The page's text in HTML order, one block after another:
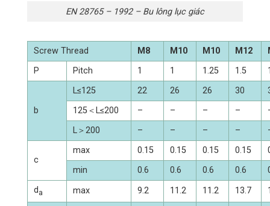
EN 28765 – 1992 – Bu lông lục giác
Screw Thread M8 M10 M10 M12
P
Pitch 1 1 1.25 1.5
b
L≤125 22 26 26 30
125＜L≤200
– – – –
L＞200
– – – –
c
max 0.15 0.15 0.15 0.15
min
0.6 0.6 0.6 0.6
da max 9.2 11.2 11.2 13.7